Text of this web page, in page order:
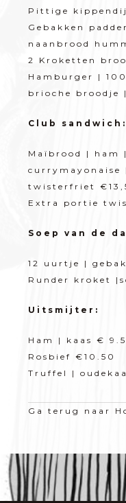
Pittige
Gebakken
naanbrood
2 Kroketten
Hamburger |
brioche
Club sandwich:
Maïbrood | ham
currymayonaise
twisterfriet
Extra portie
Soep van de
12 uurtje |
Runder kroket
Uitsmijter:
Ham | kaas €
Rosbief €10.50
Truffel |
Ga terug naar